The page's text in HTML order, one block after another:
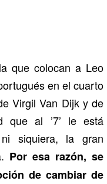
que colocan a Leo
en el cuarto
Virgil Van Dijk y de
que al ’7’ le está
siquiera, la gran
Por esa razón, se
de cambiar de